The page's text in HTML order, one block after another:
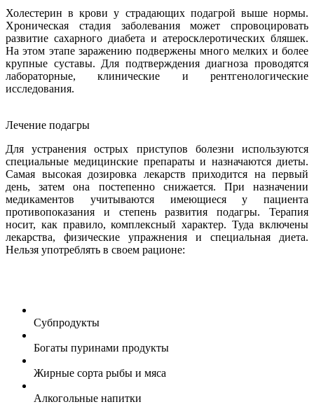
Холестерин в крови у страдающих подагрой выше нормы.
Хроническая стадия заболевания может спровоцировать
развитие сахарного диабета и атеросклеротических бляшек.
На этом этапе заражению подвержены много мелких и более
крупные суставы. Для подтверждения диагноза проводятся
лабораторные, клинические и рентгенологические
исследования.
Лечение подагры
Для устранения острых приступов болезни используются
специальные медицинские препараты и назначаются диеты.
Самая высокая дозировка лекарств приходится на первый
день, затем она постепенно снижается. При назначении
медикаментов учитываются имеющиеся у пациента
противопоказания и степень развития подагры. Терапия
носит, как правило, комплексный характер. Туда включены
лекарства, физические упражнения и специальная диета.
Нельзя употреблять в своем рационе:
Субпродукты
Богаты пуринами продукты
Жирные сорта рыбы и мяса
Алкогольные напитки